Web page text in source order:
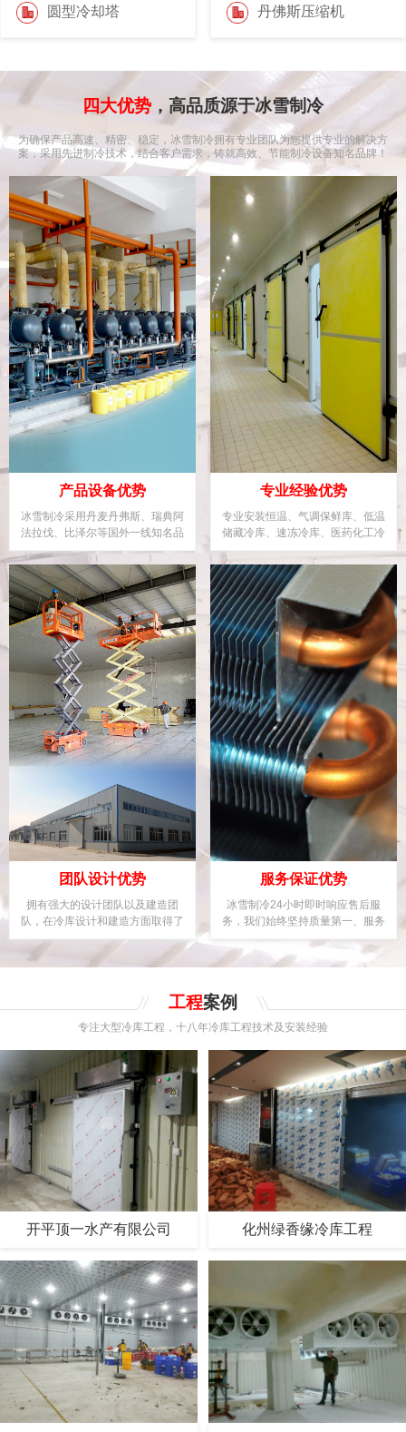
圆型冷却塔 丹佛斯压缩机
四大优势 ，高品质源于冰雪制冷
为确保产品高速、精密、稳定，冰雪制冷拥有专业团队为您提供专业的解决方
案，采用先进制冷技术，结合客户需求，铸就高效、节能制冷设备知名品牌！
产品设备优势
冰雪制冷采用丹麦丹弗斯、瑞典阿
法拉伐、比泽尔等国外一线知名品
牌制冷企业设备。
专业经验优势
专业安装恒温、气调保鲜库、低温
储藏冷库、速冻冷库、医药化工冷
库、大型物流冷库等。
团队设计优势
拥有强大的设计团队以及建造团
队，在冷库设计和建造方面取得了
优异成绩及领先地位。
服务保证优势
冰雪制冷24小时即时响应售后服
务，我们始终坚持质量第一、服务
用户至上的理念。
工程案例
专注大型冷库工程，十八年冷库工程技术及安装经验
开平顶一水产有限公司 化州绿香缘冷库工程